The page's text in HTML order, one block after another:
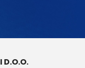
D.O.O.